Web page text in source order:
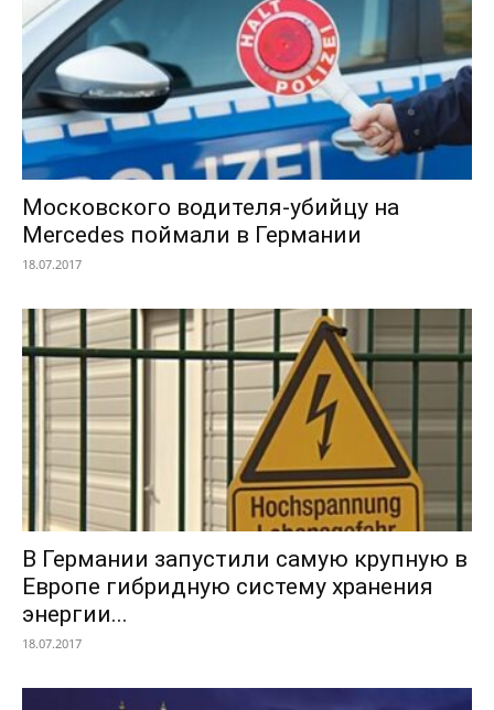
Московского водителя-убийцу на
Mercedes поймали в Германии
18.07.2017
В Германии запустили самую крупную в
Европе гибридную систему хранения
энергии...
18.07.2017